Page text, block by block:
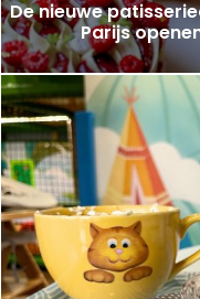
De nieuwe
Parijs